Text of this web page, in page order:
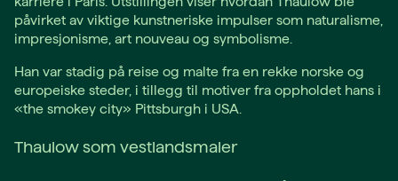
påvirket av viktige kunstneriske impulser som naturalisme,
impresjonisme, art nouveau og symbolisme.
Han var stadig på reise og malte fra en rekke norske og
europeiske steder, i tillegg til motiver fra oppholdet hans i
«the smokey city» Pittsburgh i USA.
Thaulow som vestlandsmaler